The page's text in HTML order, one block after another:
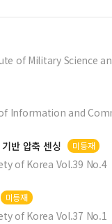
of Military Science
Information and
반 압축 센싱 미등재
of Korea Vol.39 No.4
미등재
of Korea Vol.37 No.1